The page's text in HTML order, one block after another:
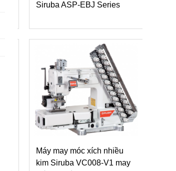
kim Siruba VC008 dòng V6
(kèm theo tấm dẫn VCE)